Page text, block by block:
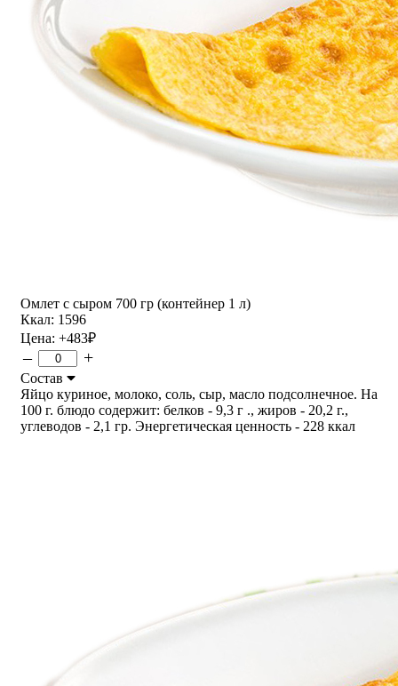
Омлет с сыром 700 гр (контейнер 1 л)
Ккал: 1596
Цена: +483₽
– +
Состав
Яйцо куриное, молоко, соль, сыр, масло подсолнечное. На
100 г. блюдо содержит: белков - 9,3 г ., жиров - 20,2 г.,
углеводов - 2,1 гр. Энергетическая ценность - 228 ккал